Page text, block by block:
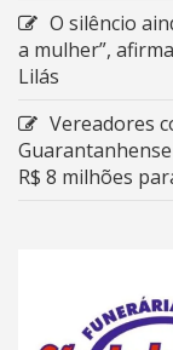
O silêncio
a mulher”,
Lilás
Vereadores
R$ 8 milhões